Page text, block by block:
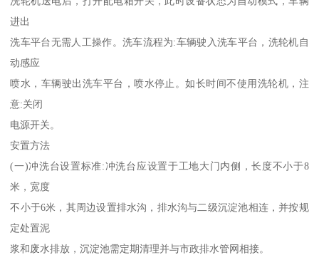
进出
洗车平台无需人工操作。洗车流程为:车辆驶入洗车平台，洗轮机自
动感应
喷水，车辆驶出洗车平台，喷水停止。如长时间不使用洗轮机，注
意:关闭
电源开关。
安置方法
(一)冲洗台设置标准:冲洗台应设置于工地大门内侧，长度不小于8
米，宽度
不小于6米，其周边设置排水沟，排水沟与二级沉淀池相连，并按规
定处置泥
浆和废水排放，沉淀池需定期清理并与市政排水管网相接。